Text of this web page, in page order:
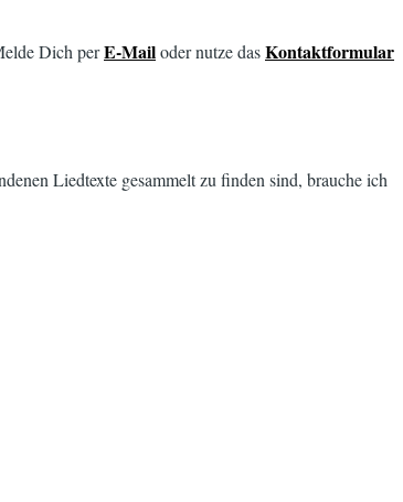
Dich perE-Mailoder nutze dasKontaktformular
Liedtexte gesammelt zu finden sind, brauche ich